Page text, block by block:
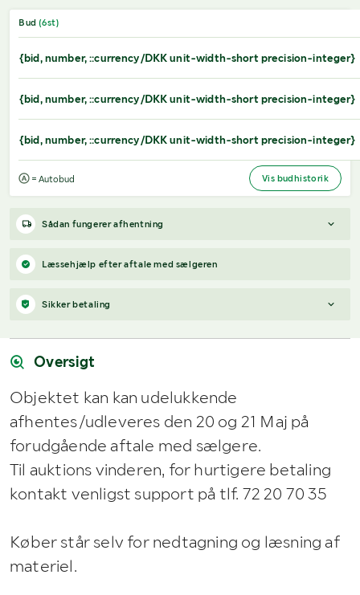
Bud (6st)
{bid, number, ::currency/DKK unit-width-short precision-integer}
{bid, number, ::currency/DKK unit-width-short precision-integer}
{bid, number, ::currency/DKK unit-width-short precision-integer}
= Autobud Vis budhistorik
Sådan fungerer afhentning
Varen forbliver hos sælgeren, indtil køberen har betalt for
varen. Når betalingen er modtaget, får køberen adgang til
sælgers kontaktoplysninger og kan aftale afhentning (inden for
12 dage efter auktionens afslutning).
Har du spørgsmål om afhentning?Kontakt os på7220 7035eller
send en e-mail til
Læssehjælp efter aftale med sælgeren
Sikker betaling
Når du vinder et bud, modtager du en faktura fra Payex til din e-
mailadresse den dag, auktionen slutter.
Oversigt
Objektet kan kan udelukkende
afhentes/udleveres den 20 og 21 Maj på
forudgående aftale med sælgere.
Til auktions vinderen, for hurtigere betaling
kontakt venligst support på tlf. 72 20 70 35
Køber står selv for nedtagning og læsning af
materiel.